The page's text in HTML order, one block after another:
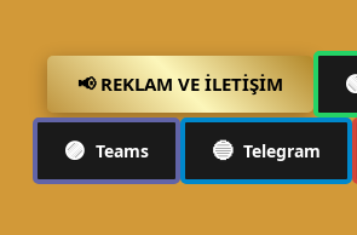
📢 REKLAM VE İLETIŞIM
🟣 Teams 🔵 Telegram